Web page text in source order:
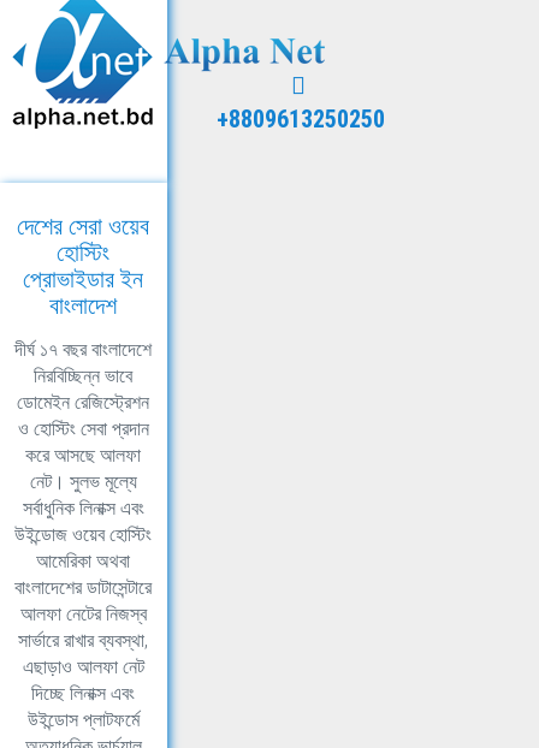
+8809613250250
দেশের সেরা ওয়েব
হোস্টিং
প্রোভাইডার ইন
বাংলাদেশ
দীর্ঘ ১৭ বছর বাংলাদেশে
নিরবিচ্ছিন্ন ভাবে
ডোমেইন রেজিস্ট্রেশন
ও হোস্টিং সেবা প্রদান
করে আসছে আলফা
নেট। সুলভ মূল্যে
সর্বাধুনিক লিনাক্স এবং
উইন্ডোজ ওয়েব হোস্টিং
আমেরিকা অথবা
বাংলাদেশের ডাটাসেন্টারে
আলফা নেটের নিজস্ব
সার্ভারে রাখার ব্যবস্থা,
এছাড়াও আলফা নেট
দিচ্ছে লিনাক্স এবং
উইন্ডোস প্লাটফর্মে